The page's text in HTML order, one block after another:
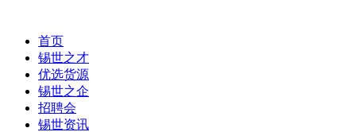
首页
锡世之才
优选货源
锡世之企
招聘会
锡世资讯